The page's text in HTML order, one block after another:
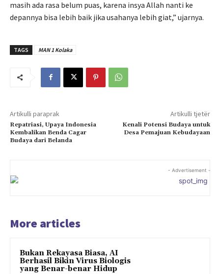
masih ada rasa belum puas, karena insya Allah nanti ke
depannya bisa lebih baik jika usahanya lebih giat,” ujarnya.
TAGS MAN 1 Kolaka
Artikulli paraprak
Repatriasi, Upaya Indonesia
Kembalikan Benda Cagar
Budaya dari Belanda
Artikulli tjetër
Kenali Potensi Budaya untuk
Desa Pemajuan Kebudayaan
- Advertisement -
More articles
Bukan Rekayasa Biasa, AI
Berhasil Bikin Virus Biologis
yang Benar-benar Hidup